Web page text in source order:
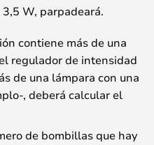
W, parpadeará.
contiene más de una
regulador de intensidad
de una lámpara con una
, deberá calcular el
de bombillas que hay